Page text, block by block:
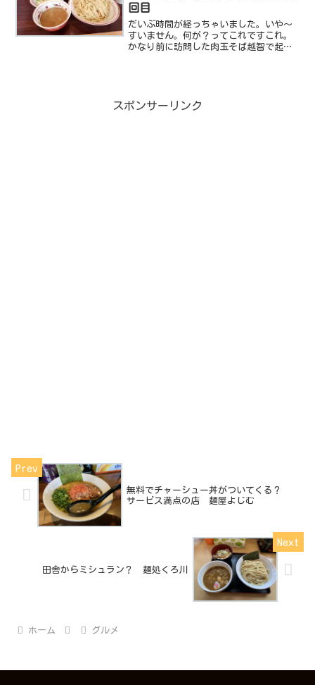
回目
だいぶ時間が経っちゃいました。いや～
すいません。何が？ってこれですこれ。
かなり前に訪問した肉玉そば越智で起き
スポンサーリンク
無料でチャーシュー丼がついてくる？
サービス満点の店 麺屋よじむ
田舎からミシュラン？ 麺処くろ川
ホーム グルメ